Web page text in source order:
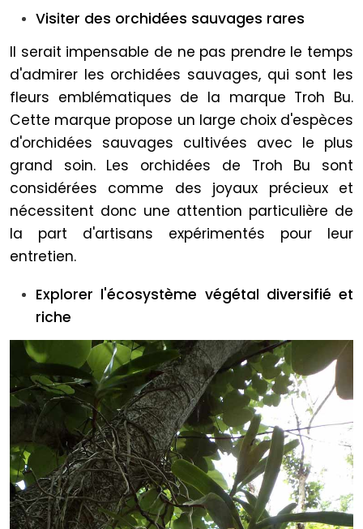
Visiter des orchidées sauvages rares
Il serait impensable de ne pas prendre le temps
d'admirer les orchidées sauvages, qui sont les
fleurs emblématiques de la marque Troh Bu.
Cette marque propose un large choix d'espèces
d'orchidées sauvages cultivées avec le plus
grand soin. Les orchidées de Troh Bu sont
considérées comme des joyaux précieux et
nécessitent donc une attention particulière de
la part d'artisans expérimentés pour leur
entretien.
Explorer l'écosystème végétal diversifié et
riche